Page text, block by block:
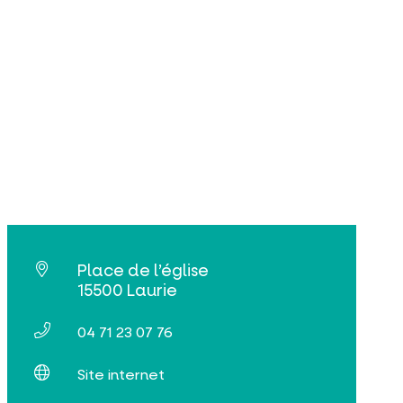
Place de l’église
15500 Laurie
04 71 23 07 76
Site internet